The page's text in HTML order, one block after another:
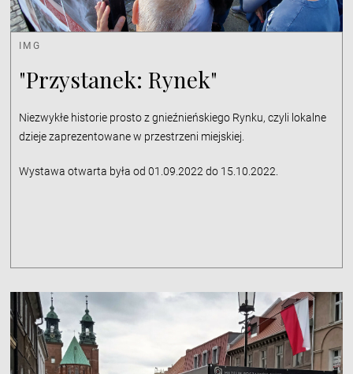
IMG
"Przystanek: Rynek"
Niezwykłe historie prosto z gnieźnieńskiego Rynku, czyli lokalne
dzieje zaprezentowane w przestrzeni miejskiej.
Wystawa otwarta była od 01.09.2022 do 15.10.2022.